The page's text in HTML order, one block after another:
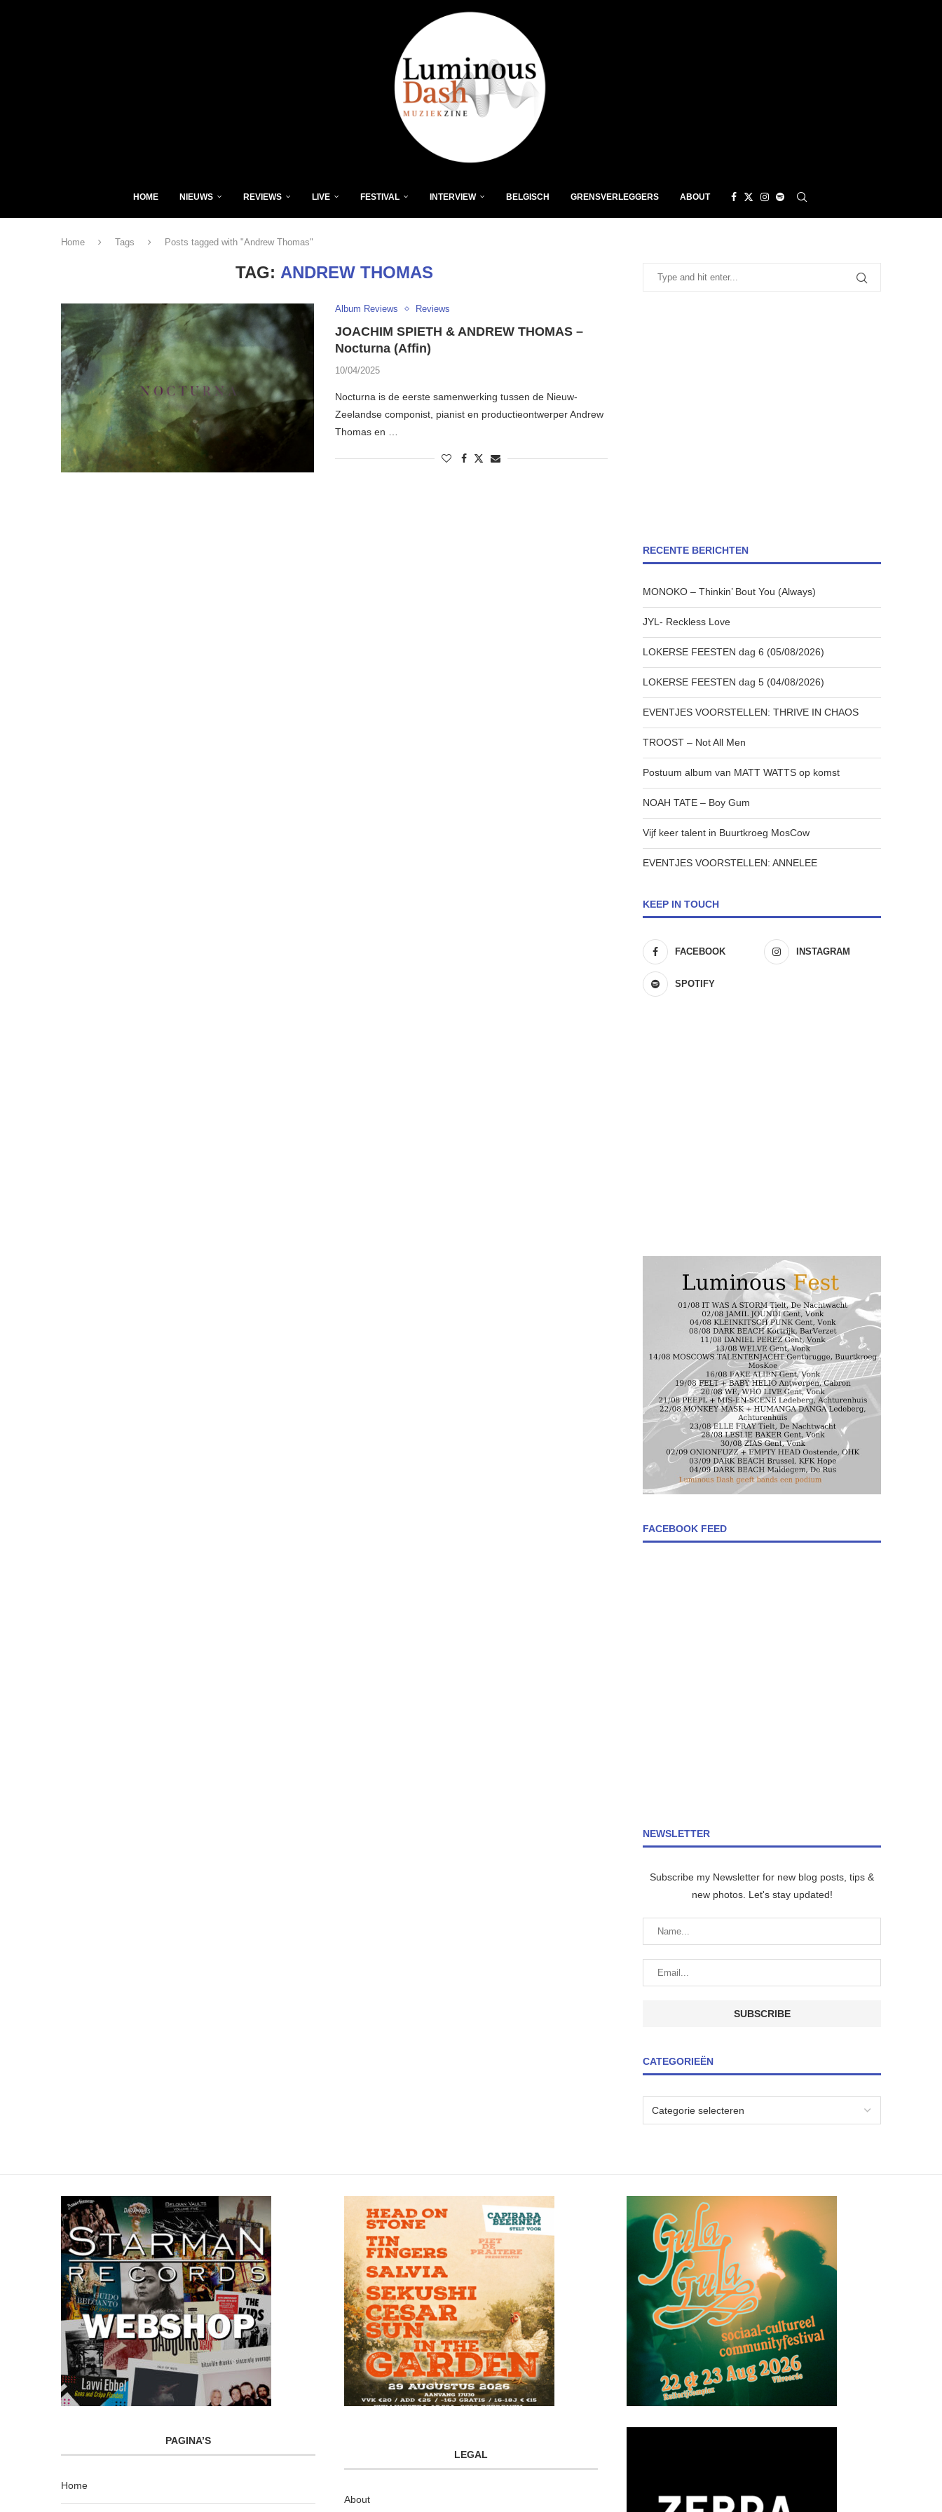
HOME NIEUWS REVIEWS LIVE FESTIVAL INTERVIEW BELGISCH GRENSVERLEGGERS ABOUT
Home Tags Posts tagged with "Andrew Thomas"
TAG: ANDREW THOMAS
Album Reviews Reviews
JOACHIM SPIETH & ANDREW THOMAS –
Nocturna (Affin)
10/04/2025
Nocturna is de eerste samenwerking tussen de Nieuw-
Zeelandse componist, pianist en productieontwerper Andrew
Thomas en …
RECENTE BERICHTEN
MONOKO – Thinkin’ Bout You (Always)
JYL- Reckless Love
LOKERSE FEESTEN dag 6 (05/08/2026)
LOKERSE FEESTEN dag 5 (04/08/2026)
EVENTJES VOORSTELLEN: THRIVE IN CHAOS
TROOST – Not All Men
Postuum album van MATT WATTS op komst
NOAH TATE – Boy Gum
Vijf keer talent in Buurtkroeg MosCow
EVENTJES VOORSTELLEN: ANNELEE
KEEP IN TOUCH
FACEBOOK INSTAGRAM
SPOTIFY
FACEBOOK FEED
NEWSLETTER
Subscribe my Newsletter for new blog posts, tips &
new photos. Let's stay updated!
CATEGORIEËN
PAGINA’S
Home
LEGAL
About